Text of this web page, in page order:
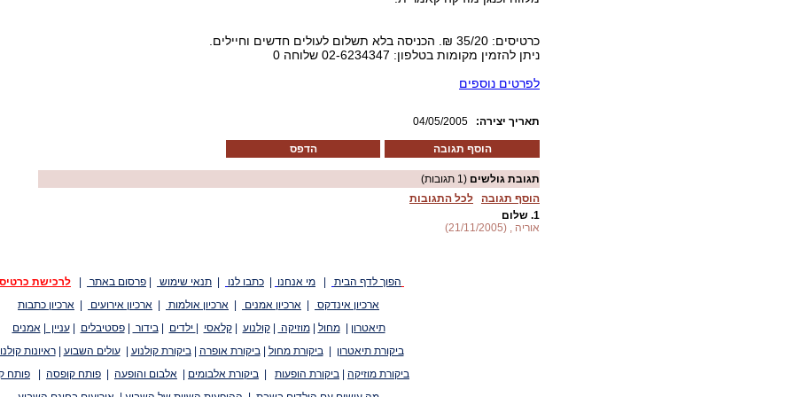
כרטיסים: 35/20 ₪. הכניסה בלא תשלום לעולים חדשים וחיילים.
ניתן להזמין מקומות בטלפון: 02-6234347 שלוחה 0
לפרטים נוספים
04/05/2005 :תאריך יצירה
הדפס הוסף תגובה
תגובת גולשים (1 תגובות)
הוסף תגובה
לכל התגובות
1. שלום
אוריה , (21/11/2005)
הפוך לדף הבית מי אנחנו כתבו לנו תנאי שימוש פרסום באתר
לרכישת
ארכיון אינדקס
ארכיון אמנים ארכיון אולמות ארכיון אירועים
ארכיון כתבות
תיאטרון
|מחול |מוזיקה |קולנוע |קלאסי ילדים |בידור |פסטיבלים |עניין |אמנים
ביקורת תיאטרון
|ביקורת מחול |ביקורת אופרה |ביקורת קולנוע |עולים השבוע |ראיונות
ביקורת מוזיקה
ביקורת הופעות ביקורת אלבומים אלבום והופעה פותח קופסה
פותח